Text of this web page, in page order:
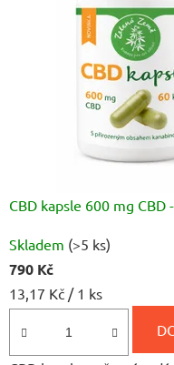
CBD kapsle 600 mg CBD
hodnocení
produktu
je
4,9
z
Skladem (>5 ks)
790 Kč
Měrná
13,17 Kč / 1 ks